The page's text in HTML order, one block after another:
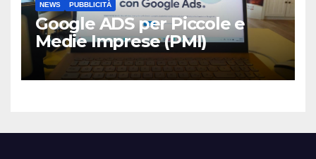
NEWS PUBBLICITÀ
Google ADS per Piccole e
Medie Imprese (PMI)